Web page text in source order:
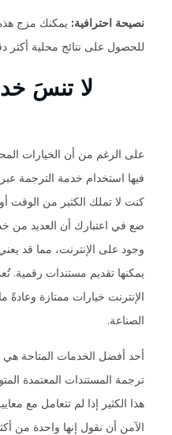
نصيحة احترافية: يمكنك مزج
للحصول على نتائج محلية أكثر
لا تنسَ
على الرغم من أن الخيارات
فيها استخدام خدمة الترجمة
كنت لا تملك الكثير من الوقت
ضع في اعتبارك أن العديد من
وجود على الإنترنت، مما قد
يمكنها تقديم مستندات رقمية.
الإنترنت خيارات ممتازة وعادةً
الصناعة.
الآمن أن نقول إنها واحدة من